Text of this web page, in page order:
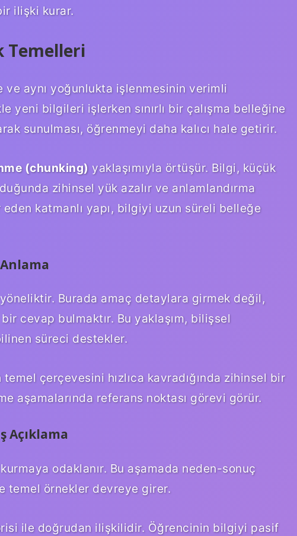
ilişki kurar.
Temelleri
aynı yoğunlukta işlenmesinin verimli
yeni bilgileri işlerken sınırlı bir çalışma belleğine
sunulması, öğrenmeyi daha kalıcı hale getirir.
(chunking) yaklaşımıyla örtüşür. Bilgi, küçük
zihinsel yük azalır ve anlamlandırma
katmanlı yapı, bilgiyi uzun süreli belleğe
Burada amaç detaylara girmek değil,
cevap bulmaktır. Bu yaklaşım, bilişsel
süreci destekler.
çerçevesini hızlıca kavradığında zihinsel bir
aşamalarında referans noktası görevi görür.
Açıklama
odaklanır. Bu aşamada neden-sonuç
temel örnekler devreye girer.
ile doğrudan ilişkilidir. Öğrencinin bilgiyi pasif